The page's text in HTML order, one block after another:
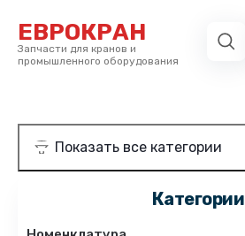
ЕВРОКРАН
Запчасти для кранов и
промышленного оборудования
Категории